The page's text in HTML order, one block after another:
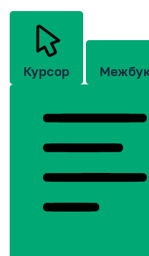
Курсор